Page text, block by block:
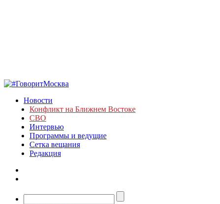
Новости
Конфликт на Ближнем Востоке
СВО
Интервью
Программы и ведущие
Сетка вещания
Редакция